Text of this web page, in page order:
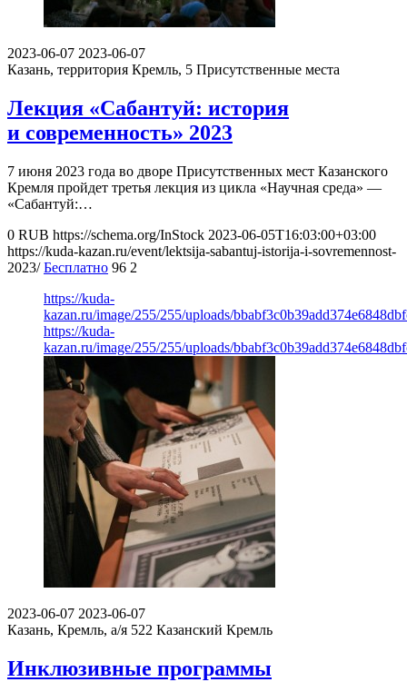
2023-06-07 2023-06-07
Казань, территория Кремль, 5 Присутственные места
Лекция «Сабантуй: история
и современность» 2023
7 июня 2023 года во дворе Присутственных мест Казанского
Кремля пройдет третья лекция из цикла «Научная среда» —
«Сабантуй:…
0 RUB https://schema.org/InStock 2023-06-05T16:03:00+03:00
https://kuda-kazan.ru/event/lektsija-sabantuj-istorija-i-sovremennost-
2023/ Бесплатно 96 2
https://kuda-
kazan.ru/image/255/255/uploads/
https://kuda-
kazan.ru/image/255/255/uploads/
2023-06-07 2023-06-07
Казань, Кремль, а/я 522 Казанский Кремль
Инклюзивные программы